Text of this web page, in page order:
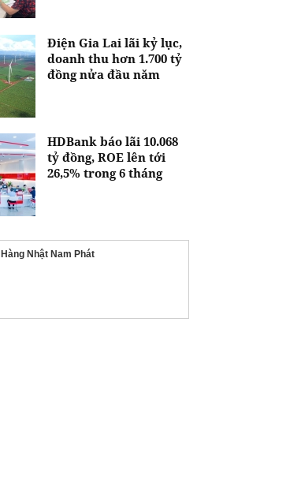
Điện Gia Lai lãi kỷ lục,
doanh thu hơn 1.700 tỷ
đồng nửa đầu năm
HDBank báo lãi 10.068
tỷ đồng, ROE lên tới
26,5% trong 6 tháng
Hàng Nhật Nam Phát